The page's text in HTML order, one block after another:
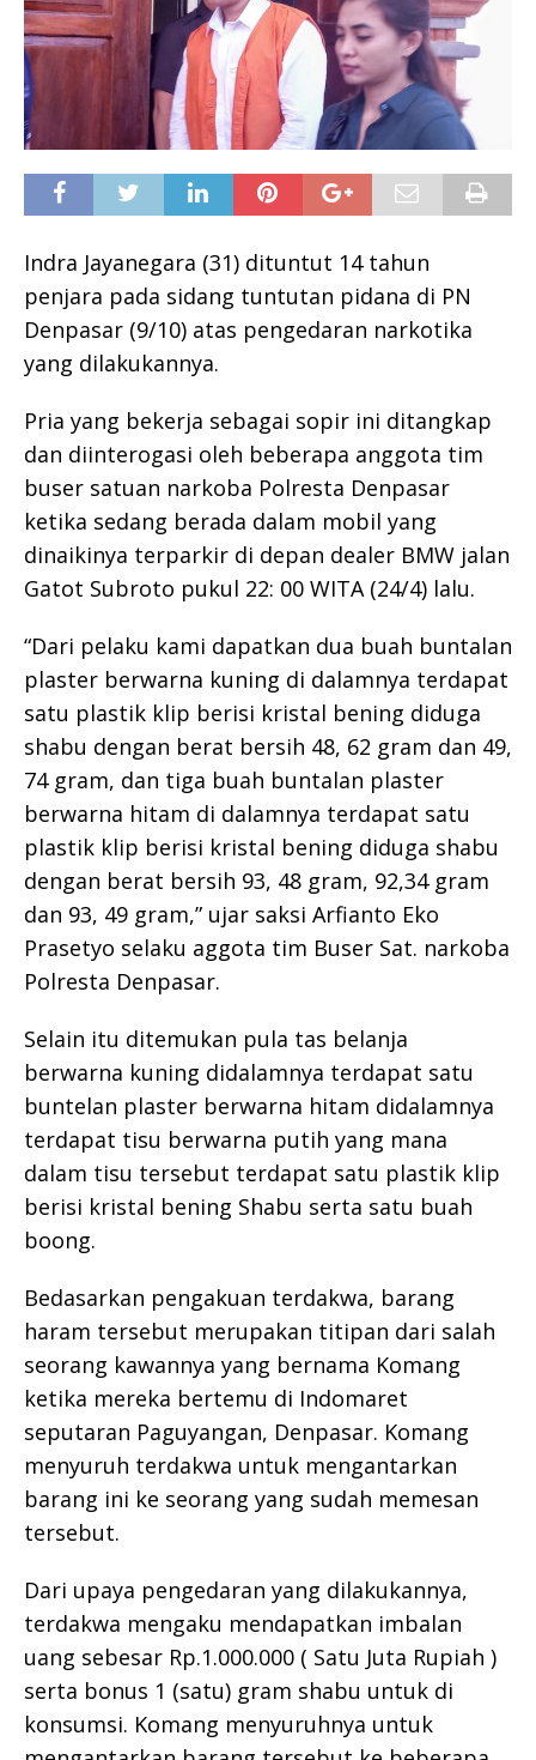
Indra Jayanegara (31) dituntut 14 tahun
penjara pada sidang tuntutan pidana di PN
Denpasar (9/10) atas pengedaran narkotika
yang dilakukannya.
Pria yang bekerja sebagai sopir ini ditangkap
dan diinterogasi oleh beberapa anggota tim
buser satuan narkoba Polresta Denpasar
ketika sedang berada dalam mobil yang
dinaikinya terparkir di depan dealer BMW jalan
Gatot Subroto pukul 22: 00 WITA (24/4) lalu.
“Dari pelaku kami dapatkan dua buah buntalan
plaster berwarna kuning di dalamnya terdapat
satu plastik klip berisi kristal bening diduga
shabu dengan berat bersih 48, 62 gram dan 49,
74 gram, dan tiga buah buntalan plaster
berwarna hitam di dalamnya terdapat satu
plastik klip berisi kristal bening diduga shabu
dengan berat bersih 93, 48 gram, 92,34 gram
dan 93, 49 gram,” ujar saksi Arfianto Eko
Prasetyo selaku aggota tim Buser Sat. narkoba
Polresta Denpasar.
Selain itu ditemukan pula tas belanja
berwarna kuning didalamnya terdapat satu
buntelan plaster berwarna hitam didalamnya
terdapat tisu berwarna putih yang mana
dalam tisu tersebut terdapat satu plastik klip
berisi kristal bening Shabu serta satu buah
boong.
Bedasarkan pengakuan terdakwa, barang
haram tersebut merupakan titipan dari salah
seorang kawannya yang bernama Komang
ketika mereka bertemu di Indomaret
seputaran Paguyangan, Denpasar. Komang
menyuruh terdakwa untuk mengantarkan
barang ini ke seorang yang sudah memesan
tersebut.
Dari upaya pengedaran yang dilakukannya,
terdakwa mengaku mendapatkan imbalan
uang sebesar Rp.1.000.000 ( Satu Juta Rupiah )
serta bonus 1 (satu) gram shabu untuk di
konsumsi. Komang menyuruhnya untuk